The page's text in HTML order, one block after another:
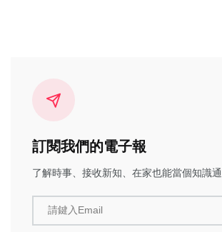
訂閱我們的電子報
了解時事、接收新知、在家也能當個知識通
請鍵入Email